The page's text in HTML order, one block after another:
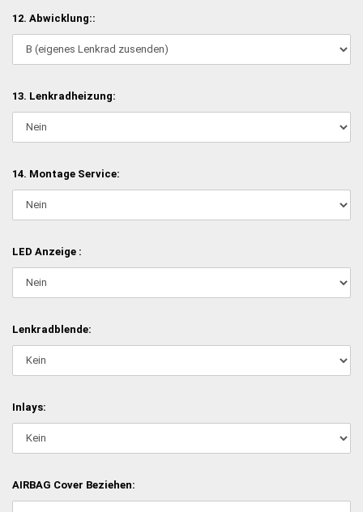
12. Abwicklung::
13. Lenkradheizung:
14. Montage Service:
LED Anzeige :
Lenkradblende:
Inlays:
AIRBAG Cover Beziehen: